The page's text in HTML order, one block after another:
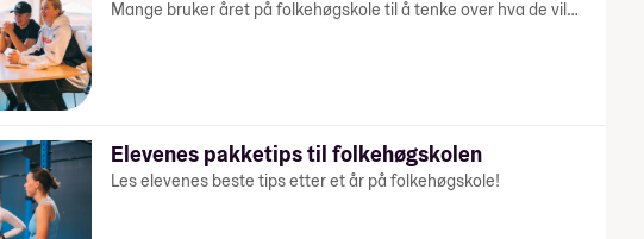
Mange bruker året på folkehøgskole til å tenke over hva de vil…
Elevenes pakketips til folkehøgskolen
Les elevenes beste tips etter et år på folkehøgskole!